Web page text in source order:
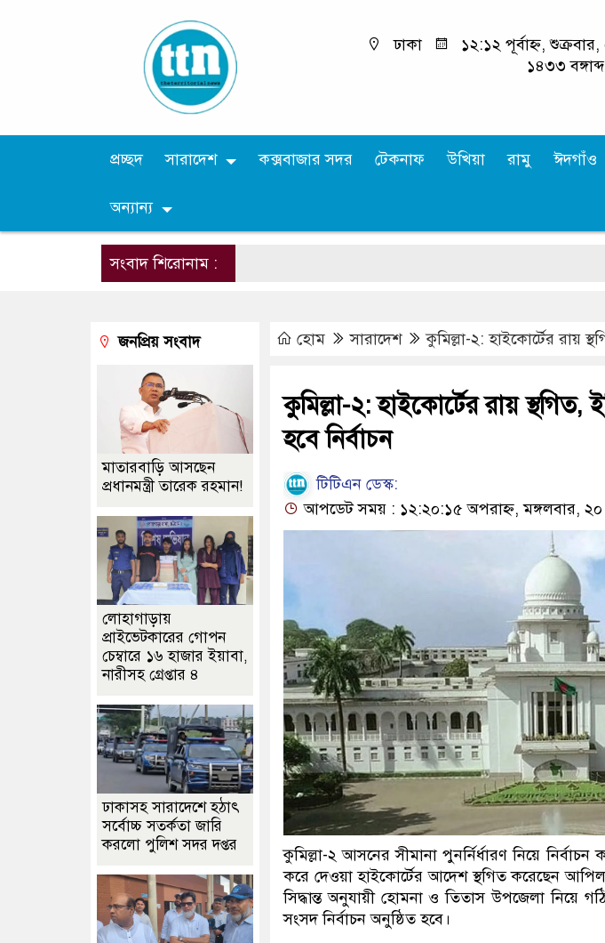
ঢাকা
১২:১২ পূর্বাহ্ন,
১৪৩৩ বঙ্গাব্দ
প্রচ্ছদ সারাদেশ কক্সবাজার সদর টেকনাফ উখিয়া রামু ঈদগাঁও
অন্যান্য
সংবাদ শিরোনাম :
হোম সারাদেশ কুমিল্লা-২: হাইকোর্টের রায়
কুমিল্লা-২: হাইকোর্টের রায় স্থগিত,
হবে নির্বাচন
টিটিএন ডেস্ক:
আপডেট সময় : ১২:২০:১৫ অপরাহ্ন, মঙ্গলবার, ২০
কুমিল্লা-২ আসনের সীমানা পুনর্নির্ধারণ নিয়ে
করে দেওয়া হাইকোর্টের আদেশ স্থগিত করেছেন
সিদ্ধান্ত অনুযায়ী হোমনা ও তিতাস উপজেলা নিয়ে
সংসদ নির্বাচন অনুষ্ঠিত হবে।
জনপ্রিয় সংবাদ
মাতারবাড়ি আসছেন
প্রধানমন্ত্রী তারেক রহমান!
লোহাগাড়ায়
প্রাইভেটকারের গোপন
চেম্বারে ১৬ হাজার ইয়াবা,
নারীসহ গ্রেপ্তার ৪
ঢাকাসহ সারাদেশে হঠাৎ
সর্বোচ্চ সতর্কতা জা‌রি
করলো পুলিশ সদর দপ্তর